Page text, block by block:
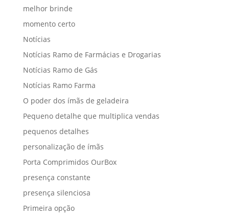
melhor brinde
momento certo
Notícias
Notícias Ramo de Farmácias e Drogarias
Notícias Ramo de Gás
Notícias Ramo Farma
O poder dos ímãs de geladeira
Pequeno detalhe que multiplica vendas
pequenos detalhes
personalização de ímãs
Porta Comprimidos OurBox
presença constante
presença silenciosa
Primeira opção